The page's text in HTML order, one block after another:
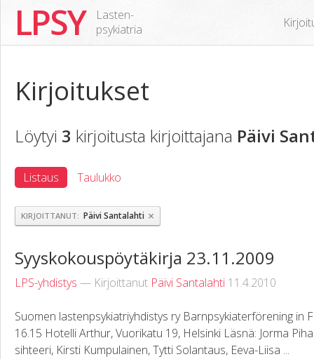
LPSY
Lasten-
psykiatria
Kirjoitukset
Löytyi 3 kirjoitusta kirjoittajana Päivi
Listaus Taulukko
KIRJOITTANUT Päivi Santalahti ×
Syyskokouspöytäkirja 23.11.2009
LPS-yhdistys — Kirjoittanut Päivi Santalahti 11.4.2010
Suomen lastenpsykiatriyhdistys ry Barnpsykiaterförening in
16.15 Hotelli Arthur, Vuorikatu 19, Helsinki Läsnä: Jorma
sihteeri, Kirsti Kumpulainen, Tytti Solantaus, Eeva-Liisa ...